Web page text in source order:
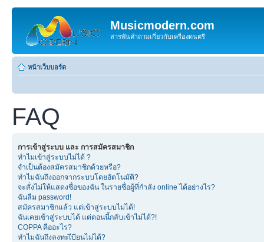
Musicmodern.com
สารพันคำถามเกี่ยวกับเครื่องดนตรี
หน้าเว็บบอร์ด
FAQ
การเข้าสู่ระบบ และ การสมัครสมาชิก
ทำไมเข้าสู่ระบบไม่ได้ ?
จำเป็นต้องสมัครสมาชิกด้วยหรือ?
ทำไมฉันถึงออกจากระบบโดยอัตโนมัติ?
จะสั่งไม่ให้แสดงชื่อของฉัน ในรายชื่อผู้ที่กำลัง online ได้อย่างไร?
ฉันลืม password!
สมัครสมาชิกแล้ว แต่เข้าสู่ระบบไม่ได้!
ฉันเคยเข้าสู่ระบบได้ แต่ตอนนี้กลับเข้าไม่ได้?!
COPPA คืออะไร?
ทำไมฉันถึงลงทะเีบียนไม่ได้?